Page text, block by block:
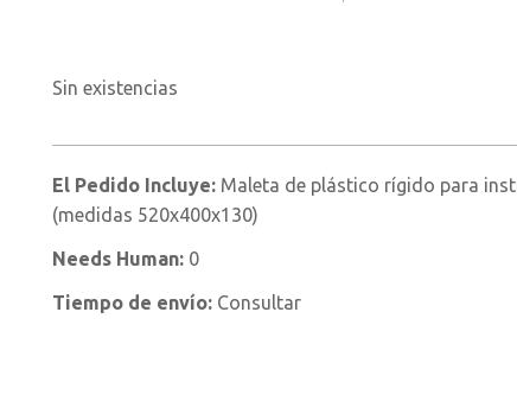
Sin existencias
El Pedido Incluye: Maleta de plástico rígido para
(medidas 520x400x130)
Needs Human: 0
Tiempo de envío: Consultar